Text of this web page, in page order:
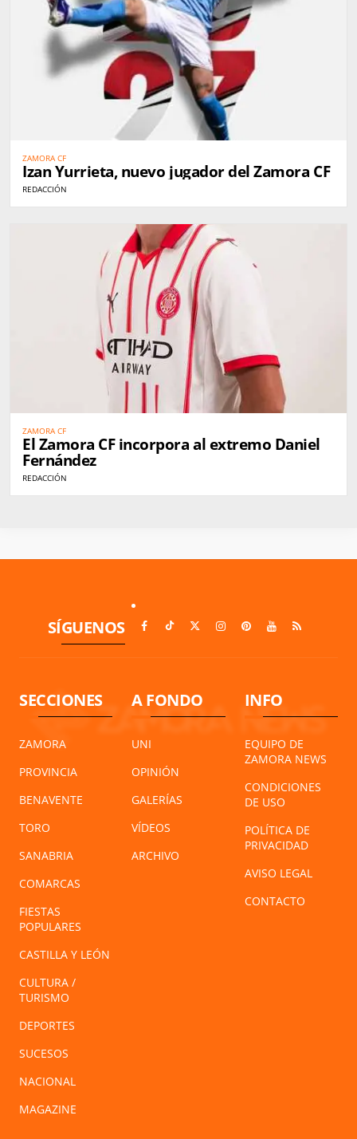
ZAMORA CF
Izan Yurrieta, nuevo jugador del Zamora CF
REDACCIÓN
ZAMORA CF
El Zamora CF incorpora al extremo Daniel
Fernández
REDACCIÓN
SÍGUENOS
SECCIONES
ZAMORA
PROVINCIA
BENAVENTE
TORO
SANABRIA
COMARCAS
FIESTAS
POPULARES
CASTILLA Y LEÓN
CULTURA /
TURISMO
DEPORTES
SUCESOS
NACIONAL
MAGAZINE
A FONDO
UNI
OPINIÓN
GALERÍAS
VÍDEOS
ARCHIVO
INFO
EQUIPO DE
ZAMORA NEWS
CONDICIONES
DE USO
POLÍTICA DE
PRIVACIDAD
AVISO LEGAL
CONTACTO